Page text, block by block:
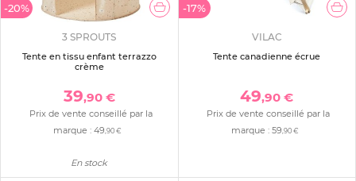
-20%
3 SPROUTS
Tente en tissu enfant terrazzo
crème
39,90 €
Prix de vente conseillé par la
marque :49,90 €
En stock
-17%
VILAC
Tente canadienne écrue
49,90 €
Prix de vente conseillé par la
marque :59,90 €